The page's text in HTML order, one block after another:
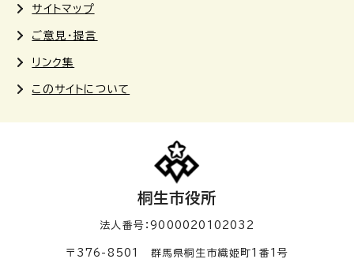
サイトマップ
ご意見・提言
リンク集
このサイトについて
桐生市役所
法人番号：9000020102032
〒376-8501 群馬県桐生市織姫町1番1号